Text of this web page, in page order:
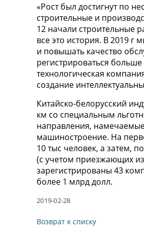
«Рост был достигнут по
строительные и
12 начали строительные
все это история. В 2019
и повышать качество
регистрироваться
технологическая
создание
Китайско-белорусский
км со специальным
направления,
машиностроение. На
10 тыс человек, а затем,
(с учетом приезжающих
зарегистрированы 43
более 1 млрд долл.
2019-02-28
Возврат к списку